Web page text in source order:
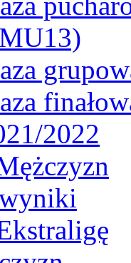
2022